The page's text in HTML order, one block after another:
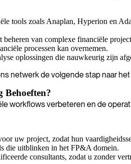
tools zoals Anaplan, Hyperion en
van complexe financiële
processen kan overnemen.
oplossingen die nauwkeurig zijn
netwerk de volgende stap naar
workflows verbeteren en de
uw project, zodat hun
die uitblinken in het FP&A domein.
consultants, zodat u zonder